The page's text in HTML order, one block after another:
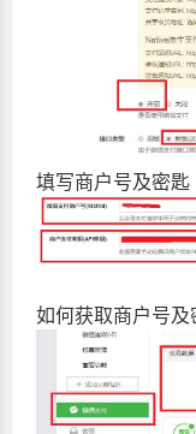
填写商户号及密匙
如何获取商户号及